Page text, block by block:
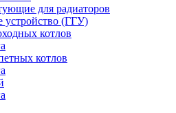
для радиаторов
устройство (ГГУ)
котлов
котлов